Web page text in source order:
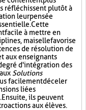
réfléchissent plutôt à
leur pensée
Cette
facile à mettre en
mais elle favorise
de résolution de
aux enseignants
d'intégration des
Solutions
facilement déceler
liées
ils peuvent
aux élèves.